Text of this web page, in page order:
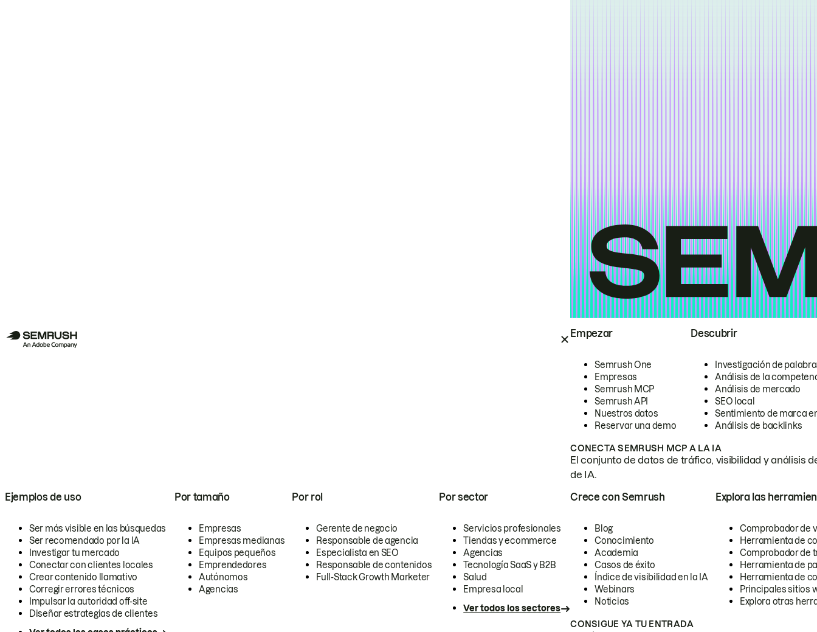
Empezar
Semrush One
Empresas
Semrush MCP
Semrush API
Nuestros datos
Reservar una demo
Descubrir
Investigación de
Análisis de la
Análisis de mercado
SEO local
Sentimiento de marca
Análisis de backlinks
CONECTA SEMRUSH MCP A LA IA
El conjunto de datos de tráfico, visibilidad y análisis
de IA.
Ejemplos de uso
Ser más visible en las búsquedas
Ser recomendado por la IA
Investigar tu mercado
Conectar con clientes locales
Crear contenido llamativo
Corregir errores técnicos
Impulsar la autoridad off-site
Diseñar estrategias de clientes
Por tamaño
Empresas
Empresas medianas
Equipos pequeños
Emprendedores
Autónomos
Agencias
Por rol
Gerente de negocio
Responsable de agencia
Especialista en SEO
Responsable de contenidos
Full-Stack Growth Marketer
Por sector
Servicios profesionales
Tiendas y ecommerce
Agencias
Tecnología SaaS y B2B
Salud
Empresa local
Ver todos los sectores
Crece con Semrush
Blog
Conocimiento
Academia
Casos de éxito
Índice de visibilidad en la IA
Webinars
Noticias
Explora las
Comprobador de
Herramienta de
Comprobador de
Herramienta de
Herramienta de
Principales sitios
Explora otras
CONSIGUE YA TU ENTRADA